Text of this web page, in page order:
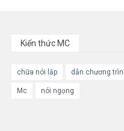
Kiến thức MC
chữa nói lắp dẫn chương
Mc nói ngọng